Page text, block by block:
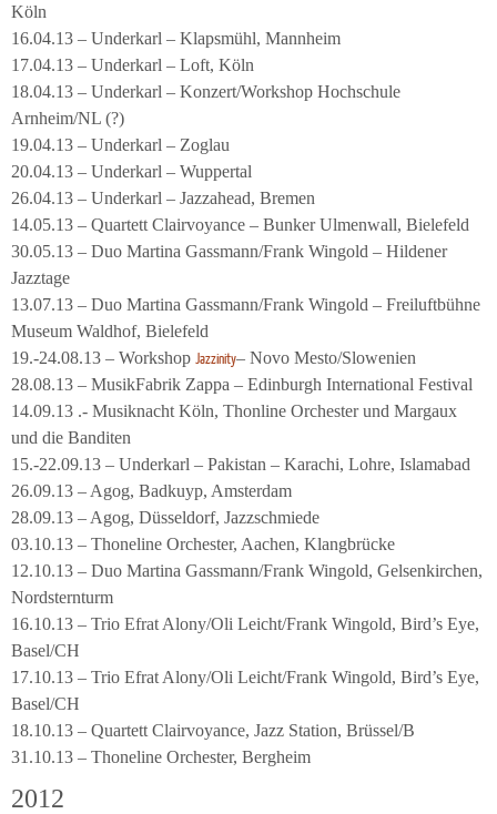
Köln
16.04.13 – Underkarl – Klapsmühl, Mannheim
17.04.13 – Underkarl – Loft, Köln
18.04.13 – Underkarl – Konzert/Workshop Hochschule
Arnheim/NL (?)
19.04.13 – Underkarl – Zoglau
20.04.13 – Underkarl – Wuppertal
26.04.13 – Underkarl – Jazzahead, Bremen
14.05.13 – Quartett Clairvoyance – Bunker Ulmenwall, Bielefeld
30.05.13 – Duo Martina Gassmann/Frank Wingold – Hildener
Jazztage
13.07.13 – Duo Martina Gassmann/Frank Wingold – Freiluftbühne
Museum Waldhof, Bielefeld
19.-24.08.13 – Workshop Jazzinity– Novo Mesto/Slowenien
28.08.13 – MusikFabrik Zappa – Edinburgh International Festival
14.09.13 .- Musiknacht Köln, Thonline Orchester und Margaux
und die Banditen
15.-22.09.13 – Underkarl – Pakistan – Karachi, Lohre, Islamabad
26.09.13 – Agog, Badkuyp, Amsterdam
28.09.13 – Agog, Düsseldorf, Jazzschmiede
03.10.13 – Thoneline Orchester, Aachen, Klangbrücke
12.10.13 – Duo Martina Gassmann/Frank Wingold, Gelsenkirchen,
Nordsternturm
16.10.13 – Trio Efrat Alony/Oli Leicht/Frank Wingold, Bird’s Eye,
Basel/CH
17.10.13 – Trio Efrat Alony/Oli Leicht/Frank Wingold, Bird’s Eye,
Basel/CH
18.10.13 – Quartett Clairvoyance, Jazz Station, Brüssel/B
31.10.13 – Thoneline Orchester, Bergheim
2012